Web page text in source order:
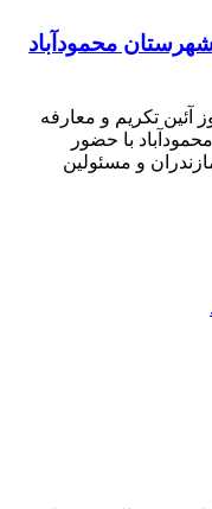
محمودآباد
آئین تکریم و معارفه
با حضور
و مسئولین